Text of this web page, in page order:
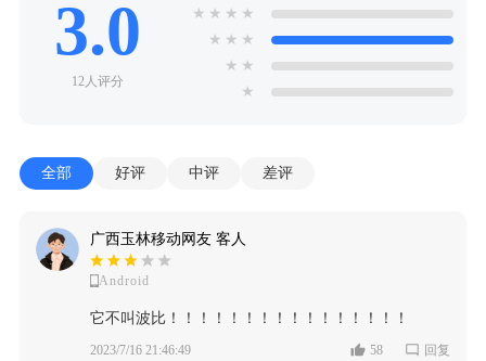
3.0
12人评分
★ ★ ★ ★
★ ★ ★
★ ★
★
全部 好评 中评 差评
广西玉林移动网友 客人
Android
它不叫波比！！！！！！！！！！！！！！！！
2023/7/16 21:46:49 58 回复